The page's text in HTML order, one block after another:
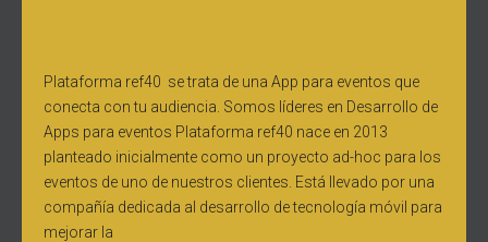
Plataforma ref40 se trata de una App para eventos que
conecta con tu audiencia. Somos líderes en Desarrollo de
Apps para eventos Plataforma ref40 nace en 2013
planteado inicialmente como un proyecto ad-hoc para los
eventos de uno de nuestros clientes. Está llevado por una
compañía dedicada al desarrollo de tecnología móvil para
mejorar la